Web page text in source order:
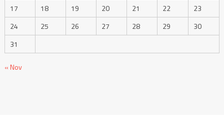
17
18 19 20 21 22
23
24
25 26 27 28 29
30
31
« Nov